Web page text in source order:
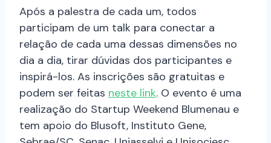
Após a palestra de cada um, todos
participam de um talk para conectar a
relação de cada uma dessas dimensões no
dia a dia, tirar dúvidas dos participantes e
inspirá-los. As inscrições são gratuitas e
podem ser feitas neste link. O evento é uma
realização do Startup Weekend Blumenau e
tem apoio do Blusoft, Instituto Gene,